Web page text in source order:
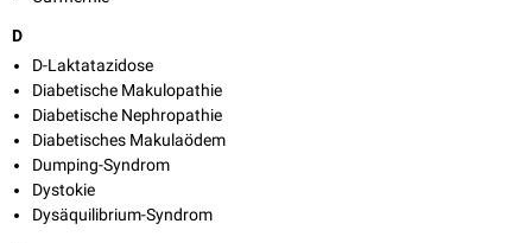
D
D-Laktatazidose
Diabetische Makulopathie
Diabetische Nephropathie
Diabetisches Makulaödem
Dumping-Syndrom
Dystokie
Dysäquilibrium-Syndrom